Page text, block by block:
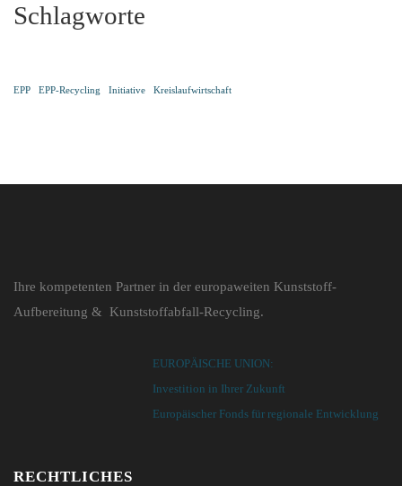
Schlagworte
EPP EPP-Recycling Initiative Kreislaufwirtschaft
Ihre kompetenten Partner in der europaweiten Kunststoff-
Aufbereitung & Kunststoffabfall-Recycling.
EUROPÄISCHE UNION:
Investition in Ihrer Zukunft
Europäischer Fonds für regionale Entwicklung
RECHTLICHES